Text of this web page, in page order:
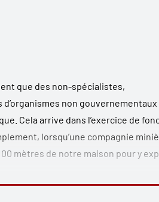
que des non-spécialistes,
non gouvernementaux
Cela arrive dans l’exercice de
lorsqu’une compagnie
mètres de notre maison pour y
rouages de la décision politique, cet